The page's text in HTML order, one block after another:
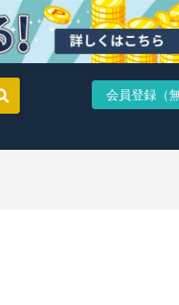
会員登録（無